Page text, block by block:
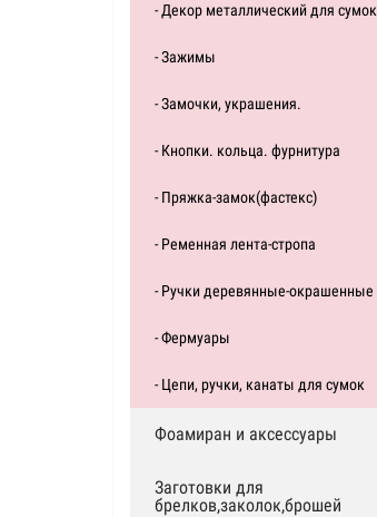
- Декор металлический для сумок
- Зажимы
- Замочки, украшения.
- Кнопки. кольца. фурнитура
- Пряжка-замок(фастекс)
- Ременная лента-стропа
- Ручки деревянные-окрашенные
- Фермуары
- Цепи, ручки, канаты для сумок
Фоамиран и аксессуары
Заготовки для
брелков,заколок,брошей